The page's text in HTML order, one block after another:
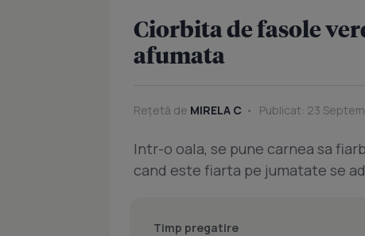
Ciorbita de fasole
afumata
Rețetă de MIRELA C Publicat: 23
Intr-o oala, se pune carnea sa
cand este fiarta pe jumatate se
Timp pregatire